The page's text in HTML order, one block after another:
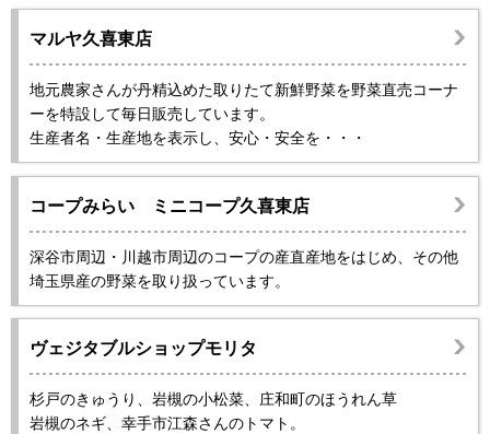
マルヤ久喜東店
地元農家さんが丹精込めた取りたて新鮮野菜を野菜直売コーナ
ーを特設して毎日販売しています。
生産者名・生産地を表示し、安心・安全を・・・
コープみらい ミニコープ久喜東店
深谷市周辺・川越市周辺のコープの産直産地をはじめ、その他
埼玉県産の野菜を取り扱っています。
ヴェジタブルショップモリタ
杉戸のきゅうり、岩槻の小松菜、庄和町のほうれん草
岩槻のネギ、幸手市江森さんのトマト。